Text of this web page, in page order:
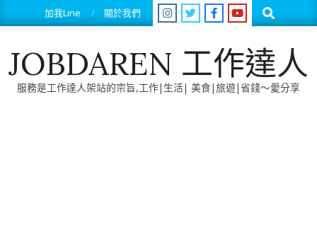
to
加我Line 關於我們 Search
JOBDAREN 工作達人
服務是工作達人架站的宗旨,工作|生活| 美食|旅遊|省錢～愛分享